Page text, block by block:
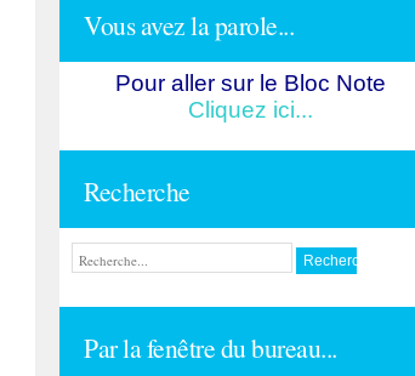
Vous avez la parole...
Pour aller sur le Bloc Note
Cliquez ici...
Recherche
Par la fenêtre du bureau...